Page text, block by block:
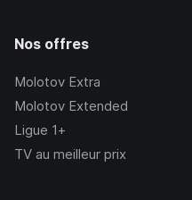
Nos offres
Molotov Extra
Molotov Extended
Ligue 1+
TV au meilleur prix